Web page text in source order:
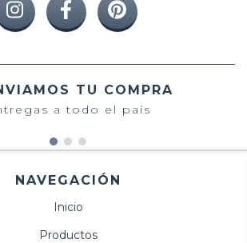
TU COMPRA
a todo el país
NAVEGACIÓN
Inicio
Productos